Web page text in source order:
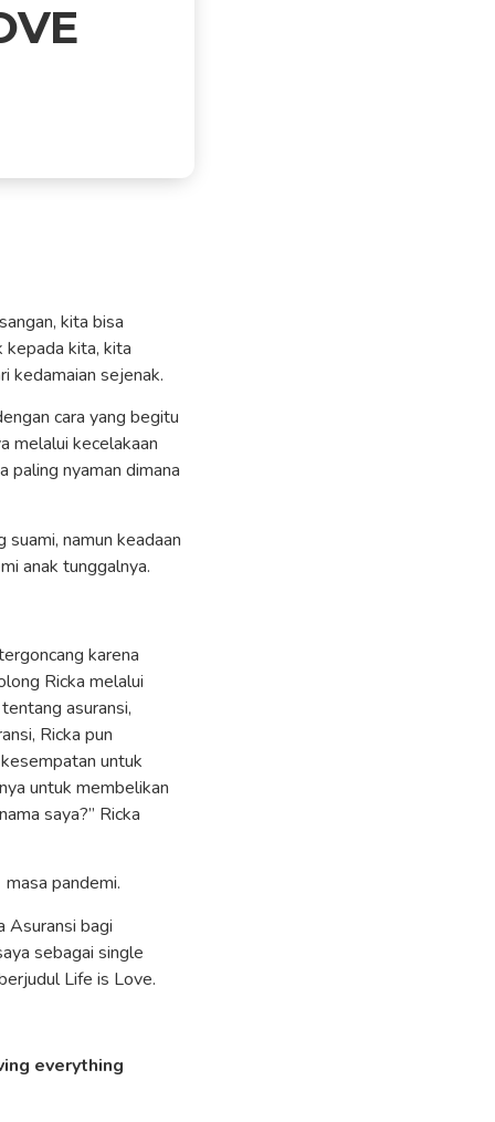
kita bisa
kepada kita, kita
kedamaian sejenak.
cara yang begitu
melalui kecelakaan
paling nyaman dimana
namun keadaan
anak tunggalnya.
karena
Ricka melalui
asuransi,
Ricka pun
untuk
untuk membelikan
saya?” Ricka
pandemi.
Asuransi bagi
sebagai single
Life is Love.
everything